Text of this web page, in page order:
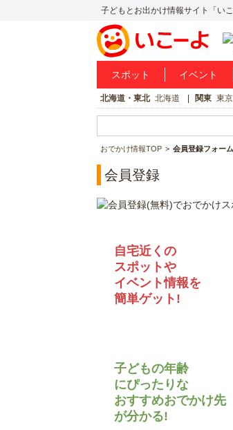
子どもとお出かけ情報サイト「い
スポット イベント
北海道・東北 北海道 関東 東京
おでかけ情報TOP 会員登録フォーム
会員登録
自宅近くの
スポットや
イベント情報を
簡単ゲット!
子どもの年齢
にぴったりな
おすすめおでかけ先
が分かる!